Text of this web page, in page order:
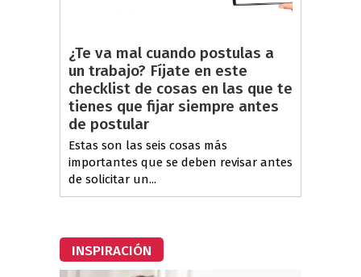
¿Te va mal cuando postulas a
un trabajo? Fíjate en este
checklist de cosas en las que te
tienes que fijar siempre antes
de postular
Estas son las seis cosas más
importantes que se deben revisar antes
de solicitar un...
INSPIRACIÓN